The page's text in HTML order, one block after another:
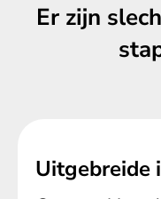
Er zijn
Uitgebreide